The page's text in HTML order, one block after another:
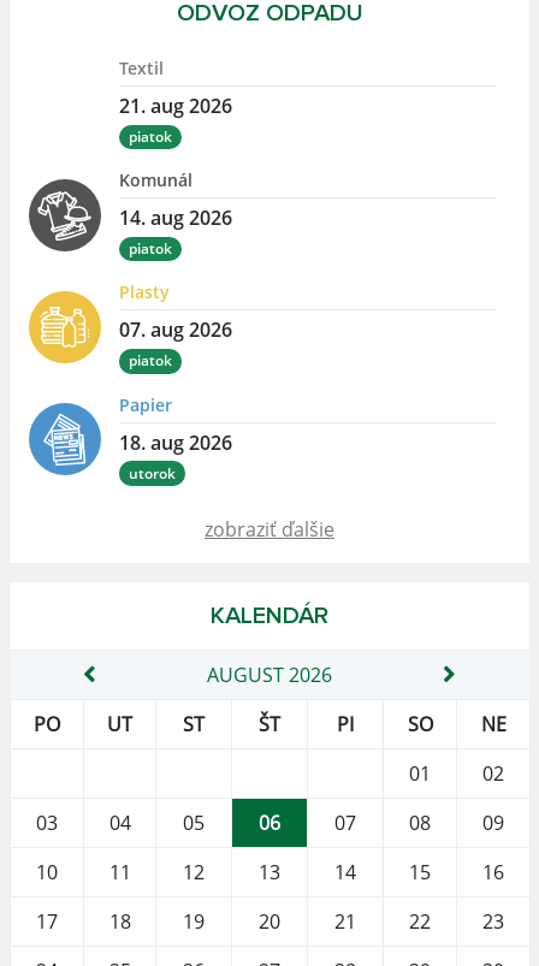
ODVOZ ODPADU
Textil
21. aug 2026
piatok
Komunál
14. aug 2026
piatok
Plasty
07. aug 2026
piatok
Papier
18. aug 2026
utorok
zobraziť ďalšie
KALENDÁR
AUGUST 2026
PO
UT ST ŠT PI SO
NE
01
02
03
04 05 06 07 08
09
10
11 12 13 14 15
16
17
18 19 20 21 22
23